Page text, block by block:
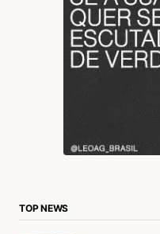
TOP NEWS